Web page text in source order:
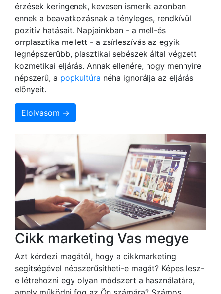
érzések keringenek, kevesen ismerik azonban
ennek a beavatkozásnak a tényleges, rendkívül
pozitív hatásait. Napjainkban - a mell-és
orrplasztika mellett - a zsírleszívás az egyik
legnépszerûbb, plasztikai sebészek által végzett
kozmetikai eljárás. Annak ellenére, hogy mennyire
népszerû, a popkultúra néha ignorálja az eljárás
elõnyeit.
Elolvasom →
Cikk marketing Vas megye
Azt kérdezi magától, hogy a cikkmarketing
segítségével népszerűsítheti-e magát? Képes lesz-
e létrehozni egy olyan módszert a használatára,
amely működni fog az Ön számára? Számos